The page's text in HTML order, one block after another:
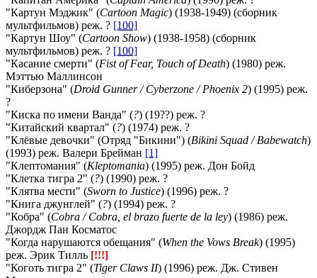
"Картун Мэджик" (Cartoon Magic) (1938-1949) (сборник
мультфильмов) реж. ? [100]
"Картун Шоу" (Cartoon Show) (1938-1958) (сборник
мультфильмов) реж. ? [100]
"Касание смерти" (Fist of Fear, Touch of Death) (1980) реж.
Мэттью Маллинсон
"Киберзона" (Droid Gunner / Cyberzone / Phoenix 2) (1995) реж.
?
"Киска по имени Ванда" (?) (19??) реж. ?
"Китайский квартал" (?) (1974) реж. ?
"Клёвые девочки" (Отряд "Бикини") (Bikini Squad / Babewatch)
(1993) реж. Валери Брейман [1]
"Клептомания" (Kleptomania) (1995) реж. Дон Бойд
"Клетка тигра 2" (?) (1990) реж. ?
"Клятва мести" (Sworn to Justice) (1996) реж. ?
"Книга джунглей" (?) (1994) реж. ?
"Кобра" (Cobra / Cobra, el brazo fuerte de la ley) (1986) реж.
Джордж Пан Косматос
"Когда нарушаются обещания" (When the Vows Break) (1995)
реж. Эрик Тилль [!!!]
"Коготь тигра 2" (Tiger Claws II) (1996) реж. Дж. Стивен